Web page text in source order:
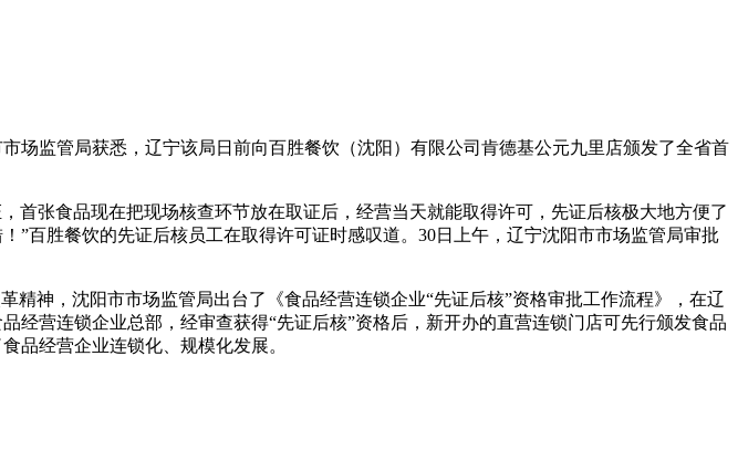
场监管局获悉，辽宁该局日前向百胜餐饮（沈阳）有限公司肯德基公元九里店颁发了全省首
首张食品现在把现场核查环节放在取证后，经营当天就能取得许可，先证后核极大地方便了
百胜餐饮的先证后核员工在取得许可证时感叹道。30日上午，辽宁沈阳市市场监管局审批
精神，沈阳市市场监管局出台了《食品经营连锁企业“先证后核”资格审批工作流程》，在辽
营连锁企业总部，经审查获得“先证后核”资格后，新开办的直营连锁门店可先行颁发食品
品经营企业连锁化、规模化发展。